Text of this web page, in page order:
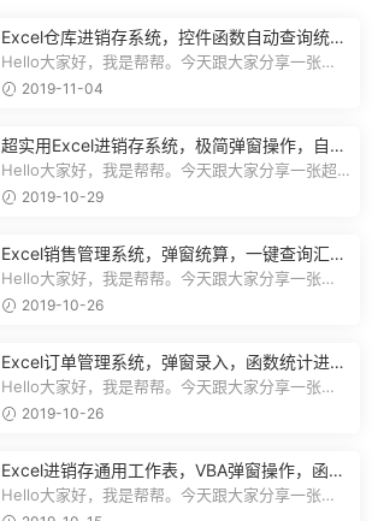
Excel仓库进销存系统，控件函数自动查询统
计，动态图表一目了然
Hello大家好，我是帮帮。今天跟大家分享一张
Excel仓库进销存系统，控件函数自动查...
2019-11-04
超实用Excel进销存系统，极简弹窗操作，自动
库存营收汇总不加班
Hello大家好，我是帮帮。今天跟大家分享一张超
实用Excel进销存系统，极简弹窗操...
2019-10-29
Excel销售管理系统，弹窗统算，一键查询汇
总，实用简单不加班
Hello大家好，我是帮帮。今天跟大家分享一张
Excel销售管理系统，弹窗统算，一键...
2019-10-26
Excel订单管理系统，弹窗录入，函数统计进
度，收款查询一键操作
Hello大家好，我是帮帮。今天跟大家分享一张
Excel订单管理系统，弹窗录入，函数...
2019-10-26
Excel进销存通用工作表，VBA弹窗操作，函数
库存，一键查询不劳心
Hello大家好，我是帮帮。今天跟大家分享一张